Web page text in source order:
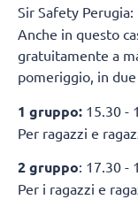
Sir Safety Perugia:
Anche in questo
gratuitamente a
pomeriggio, in
1 gruppo: 15.30 -
Per ragazzi e
2 gruppo: 17.30 -
Per i ragazzi e